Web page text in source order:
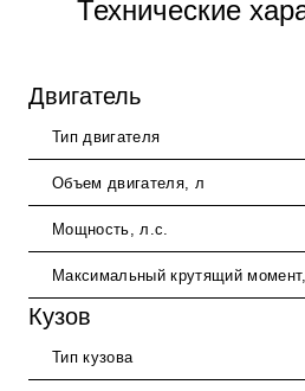
Технические
Двигатель
Тип двигателя
Объем двигателя, л
Мощность, л.с.
Максимальный крутящий
Кузов
Тип кузова